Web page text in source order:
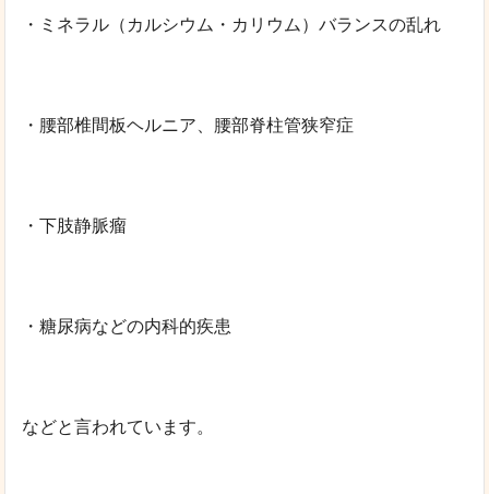
・ミネラル（カルシウム・カリウム）バランスの乱れ
・腰部椎間板ヘルニア、腰部脊柱管狭窄症
・下肢静脈瘤
・糖尿病などの内科的疾患
などと言われています。